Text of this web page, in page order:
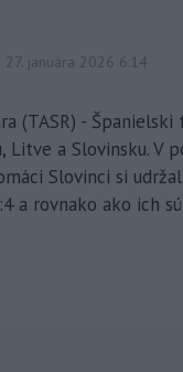
aktualizované
27. januára 2026 6:14
(TASR) -
Litve a Slovinsku.
Slovinci si
a rovnako ako ich